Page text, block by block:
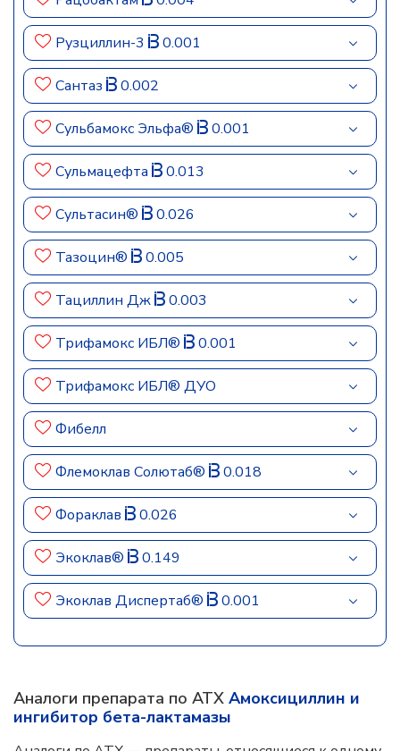
Рузциллин-3 0.001
Сантаз 0.002
Сульбамокс Эльфа® 0.001
Сульмацефта 0.013
Сультасин® 0.026
Тазоцин® 0.005
Тациллин Дж 0.003
Трифамокс ИБЛ® 0.001
Трифамокс ИБЛ® ДУО
Фибелл
Флемоклав Солютаб® 0.018
Фораклав 0.026
Экоклав® 0.149
Экоклав Диспертаб® 0.001
Аналоги препарата по АТХ Амоксициллин и
ингибитор бета-лактамазы